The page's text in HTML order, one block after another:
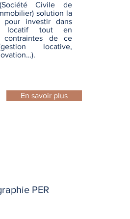
Civile de
solution la
pour investir dans
locatif tout en
contraintes de ce
locative,
En savoir plus
PER